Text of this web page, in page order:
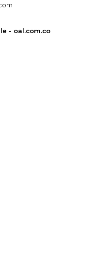
- oal.com.co